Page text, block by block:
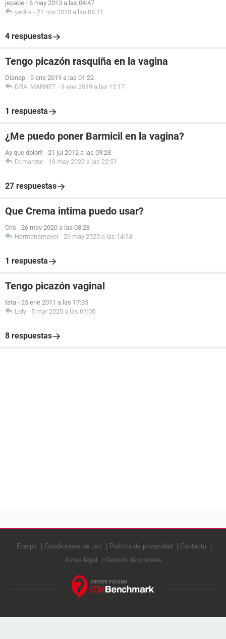
jepabe - 6 may 2013 a las 04:47
yadira - 21 nov 2018 a las 06:11
4 respuestas
Tengo picazón rasquiña en la vagina
Dianap - 9 ene 2019 a las 01:22
DRA. MARNET - 9 ene 2019 a las 12:17
1 respuesta
¿Me puedo poner Barmicil en la vagina?
Ay que dolor!! - 21 jul 2012 a las 09:28
Dr.manzur - 18 may 2023 a las 22:51
27 respuestas
Que Crema intima puedo usar?
Cris - 26 may 2020 a las 08:28
Hermanamayor - 26 may 2020 a las 14:14
1 respuesta
Tengo picazón vaginal
tata - 25 ene 2011 a las 17:35
Loly - 5 mar 2020 a las 01:00
8 respuestas
Equipo Condiciones de uso Política de privacidad
Contacto
Aviso legal
Gestión de cookies